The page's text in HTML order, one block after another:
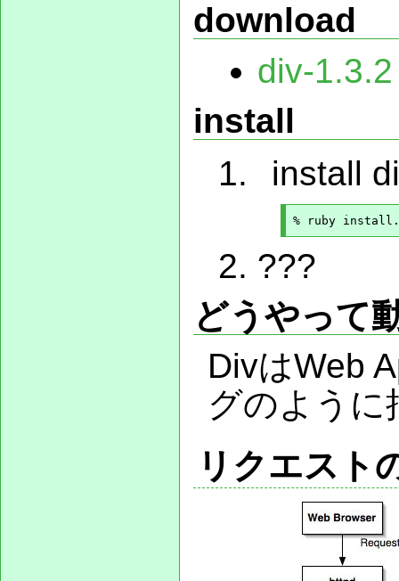
download
div-1.3.2
install
install
???
どうやって
DivはWeb
グのように
リクエスト